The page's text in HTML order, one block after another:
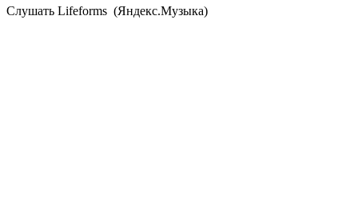
Cлушать Lifeforms (Яндекс.Музыка)